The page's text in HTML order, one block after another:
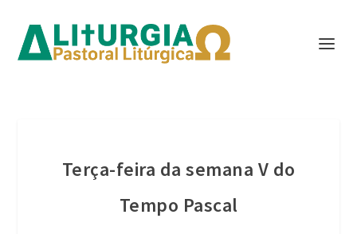
Terça-feira da semana V do
Tempo Pascal